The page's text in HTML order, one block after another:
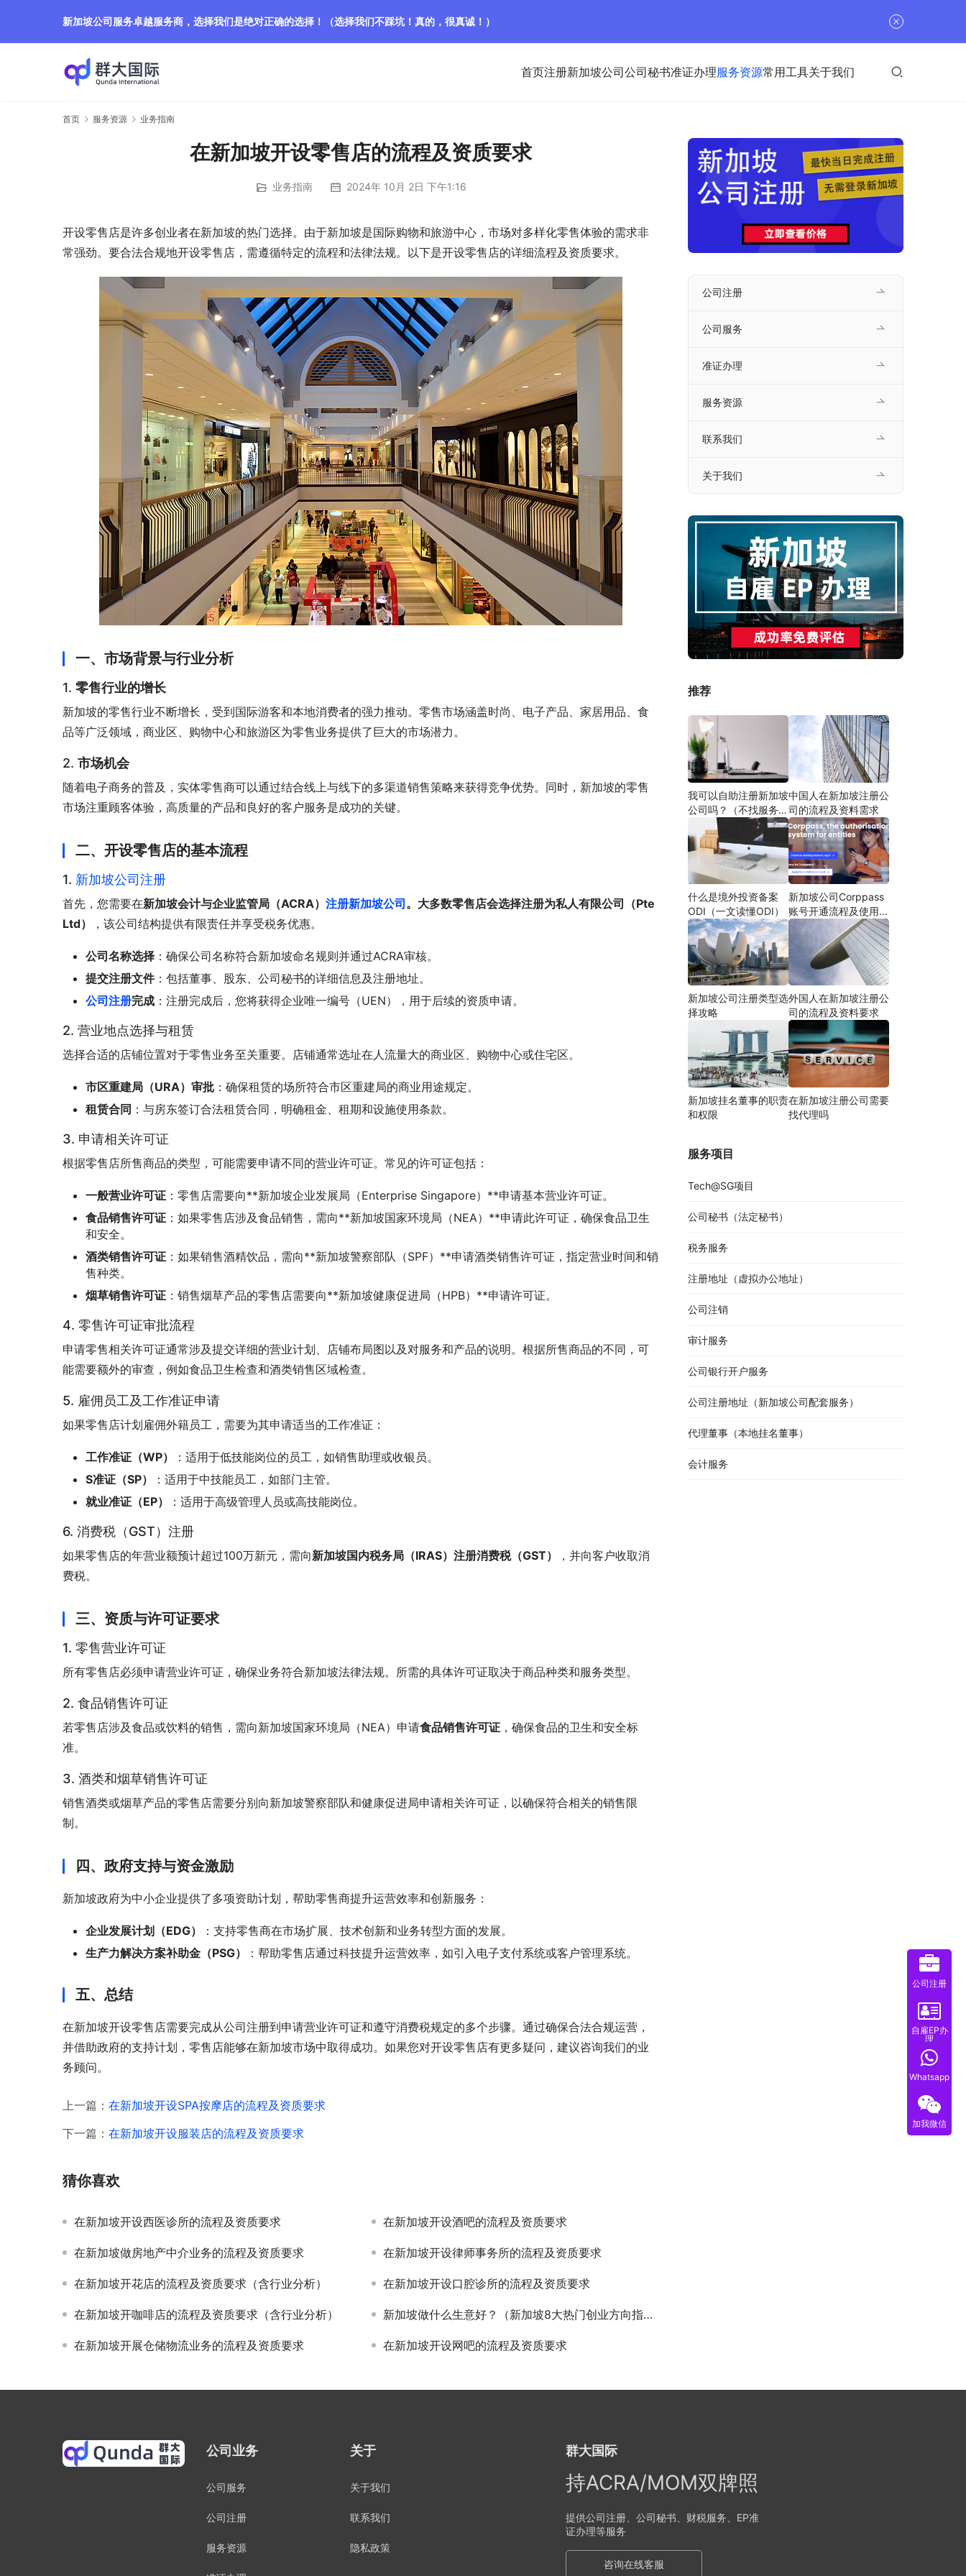
首页注册新加坡公司公司秘书准证办理服务资源常用工具关于我们
首页 服务资源 业务指南
在新加坡开设零售店的流程及资质要求
业务指南 2024年 10月 2日 下午1:16
开设零售店是许多创业者在新加坡的热门选择。由于新加坡是国际购物和旅游中心，市场对多样化零售体验的需求非
常强劲。要合法合规地开设零售店，需遵循特定的流程和法律法规。以下是开设零售店的详细流程及资质要求。
一、市场背景与行业分析
1. 零售行业的增长
新加坡的零售行业不断增长，受到国际游客和本地消费者的强力推动。零售市场涵盖时尚、电子产品、家居用品、食
品等广泛领域，商业区、购物中心和旅游区为零售业务提供了巨大的市场潜力。
2. 市场机会
随着电子商务的普及，实体零售商可以通过结合线上与线下的多渠道销售策略来获得竞争优势。同时，新加坡的零售
市场注重顾客体验，高质量的产品和良好的客户服务是成功的关键。
二、开设零售店的基本流程
1. 新加坡公司注册
首先，您需要在新加坡会计与企业监管局（ACRA） 注册新加坡公司。大多数零售店会选择注册为私人有限公司（Pte
Ltd）
，该公司结构提供有限责任并享受税务优惠。
公司名称选择 ：确保公司名称符合新加坡命名规则并通过ACRA审核。
提交注册文件：包括董事、股东、公司秘书的详细信息及注册地址。
公司注册完成 ：注册完成后，您将获得企业唯一编号（UEN），用于后续的资质申请。
2. 营业地点选择与租赁
选择合适的店铺位置对于零售业务至关重要。店铺通常选址在人流量大的商业区、购物中心或住宅区。
市区重建局（URA）审批 ：确保租赁的场所符合市区重建局的商业用途规定。
租赁合同 ：与房东签订合法租赁合同，明确租金、租期和设施使用条款。
3. 申请相关许可证
根据零售店所售商品的类型，可能需要申请不同的营业许可证。常见的许可证包括：
一般营业许可证 ：零售店需要向**新加坡企业发展局（Enterprise Singapore）**申请基本营业许可证。
食品销售许可证 ：如果零售店涉及食品销售，需向**新加坡国家环境局（NEA）**申请此许可证，确保食品卫生
和安全。
酒类销售许可证 ：如果销售酒精饮品，需向**新加坡警察部队（SPF）**申请酒类销售许可证，指定营业时间和销
售种类。
烟草销售许可证 ：销售烟草产品的零售店需要向**新加坡健康促进局（HPB）**申请许可证。
4. 零售许可证审批流程
申请零售相关许可证通常涉及提交详细的营业计划、店铺布局图以及对服务和产品的说明。根据所售商品的不同，可
能需要额外的审查，例如食品卫生检查和酒类销售区域检查。
5. 雇佣员工及工作准证申请
如果零售店计划雇佣外籍员工，需要为其申请适当的工作准证：
工作准证（WP）
：适用于低技能岗位的员工，如销售助理或收银员。
S准证（SP）
：适用于中技能员工，如部门主管。
就业准证（EP）
：适用于高级管理人员或高技能岗位。
6. 消费税（GST）注册
如果零售店的年营业额预计超过100万新元，需向新加坡国内税务局（IRAS）注册消费税（GST）
，并向客户收取消
费税。
三、资质与许可证要求
1. 零售营业许可证
所有零售店必须申请营业许可证，确保业务符合新加坡法律法规。所需的具体许可证取决于商品种类和服务类型。
2. 食品销售许可证
若零售店涉及食品或饮料的销售，需向新加坡国家环境局（NEA）申请食品销售许可证 ，确保食品的卫生和安全标
准。
3. 酒类和烟草销售许可证
销售酒类或烟草产品的零售店需要分别向新加坡警察部队和健康促进局申请相关许可证，以确保符合相关的销售限
制。
四、政府支持与资金激励
新加坡政府为中小企业提供了多项资助计划，帮助零售商提升运营效率和创新服务：
企业发展计划（EDG）
：支持零售商在市场扩展、技术创新和业务转型方面的发展。
生产力解决方案补助金（PSG）
：帮助零售店通过科技提升运营效率，如引入电子支付系统或客户管理系统。
五、总结
在新加坡开设零售店需要完成从公司注册到申请营业许可证和遵守消费税规定的多个步骤。通过确保合法合规运营，
并借助政府的支持计划，零售店能够在新加坡市场中取得成功。如果您对开设零售店有更多疑问，建议咨询我们的业
务顾问。
上一篇： 在新加坡开设SPA按摩店的流程及资质要求
下一篇： 在新加坡开设服装店的流程及资质要求
猜你喜欢
在新加坡开设西医诊所的流程及资质要求 在新加坡开设酒吧的流程及资质要求
在新加坡做房地产中介业务的流程及资质要求 在新加坡开设律师事务所的流程及资质要求
在新加坡开花店的流程及资质要求（含行业分析） 在新加坡开设口腔诊所的流程及资质要求
在新加坡开咖啡店的流程及资质要求（含行业分析） 新加坡做什么生意好？（新加坡8大热门创业方向指南）
在新加坡开展仓储物流业务的流程及资质要求 在新加坡开设网吧的流程及资质要求
公司注册
公司服务
准证办理
服务资源
联系我们
关于我们
推荐
我可以自助注册新加坡
公司吗？（不找服务商
自己注册）
中国人在新加坡注册公
司的流程及资料需求
什么是境外投资备案
ODI（一文读懂ODI）
新加坡公司Corppass
账号开通流程及使用说
明
新加坡公司注册类型选
择攻略
外国人在新加坡注册公
司的流程及资料要求
新加坡挂名董事的职责
和权限
在新加坡注册公司需要
找代理吗
服务项目
Tech@SG项目
公司秘书（法定秘书）
税务服务
注册地址（虚拟办公地址）
公司注销
审计服务
公司银行开户服务
公司注册地址（新加坡公司配套服务）
代理董事（本地挂名董事）
会计服务
公司业务
公司服务
公司注册
服务资源
关于
关于我们
联系我们
隐私政策
群大国际
持ACRA/MOM双牌照
提供公司注册、公司秘书、财税服务、EP准
证办理等服务
咨询在线客服
公司注册
自雇EP办
理
Whatsapp
加我微信
新加坡公司服务卓越服务商，选择我们是绝对正确的选择！（选择我们不踩坑！真的，很真诚！）